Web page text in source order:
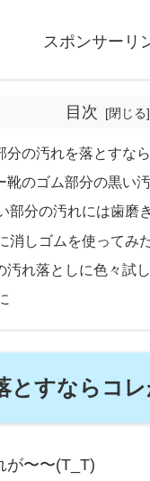
スポンサーリ
目次
分の汚れを落とすな
靴のゴム部分の黒い
部分の汚れには歯磨
消しゴムを使ってみ
汚れ落としに色々試
すならコレ
が〜〜(T_T)